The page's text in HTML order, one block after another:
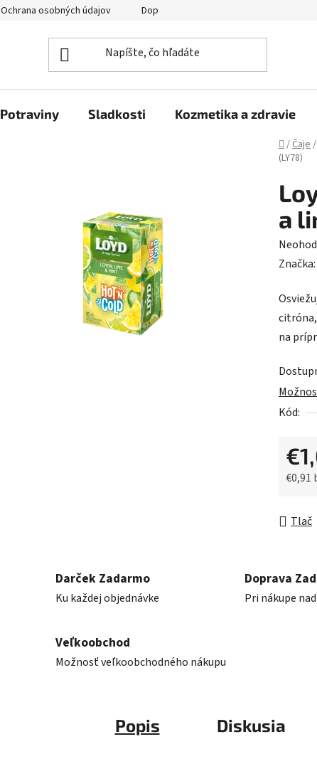
Ochrana osobných údajov Doprava a platba
Potraviny Sladkosti Kozmetika a zdravie
Domov
/Čaje/
(LY78)
a
je
0,0
z
Značka:
na
Kód:
€0,91
Tlač
Darček Zadarmo
Ku každej objednávke
Doprava
Pri nákupe
Veľkoobchod
Možnosť veľkoobchodného nákupu
Popis Diskusia